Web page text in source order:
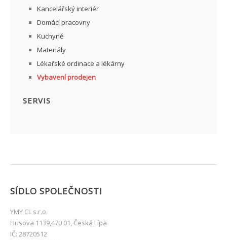
Kancelářský interiér
Domácí pracovny
Kuchyně
Materiály
Lékařské ordinace a lékárny
Vybavení prodejen
SERVIS
SÍDLO SPOLEČNOSTI
YMY CL s.r.o.
Husova 1139,470 01, Česká Lípa
IČ: 28720512